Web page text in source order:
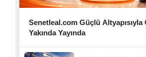
Senetleal.com Güçlü Altyapısıyla
Yakında Yayında